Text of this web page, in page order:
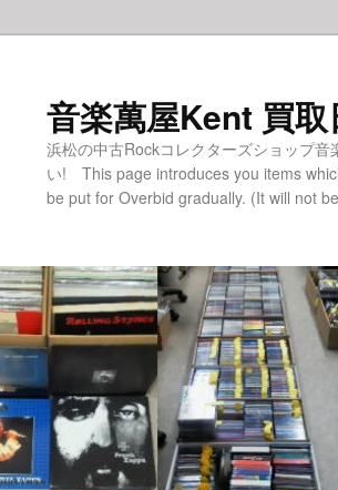
音楽萬屋Kent 買取
浜松の中古Rockコレクターズショップ
い! This page introduces you items
be put for Overbid gradually. (It will not